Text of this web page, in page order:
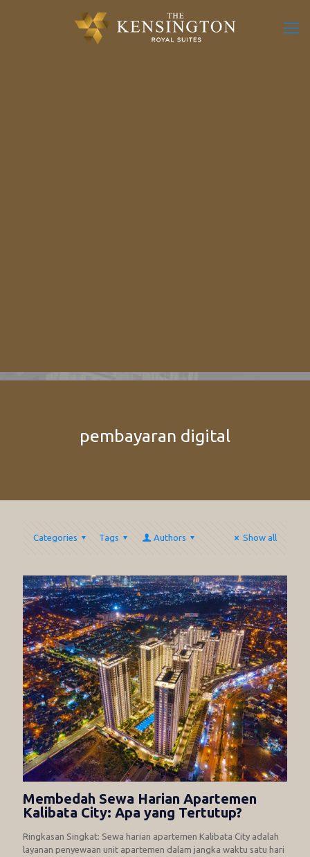
pembayaran digital
Categories Tags Authors Show all
Membedah Sewa Harian Apartemen
Kalibata City: Apa yang Tertutup?
Ringkasan Singkat: Sewa harian apartemen Kalibata City adalah
layanan penyewaan unit apartemen dalam jangka waktu satu hari